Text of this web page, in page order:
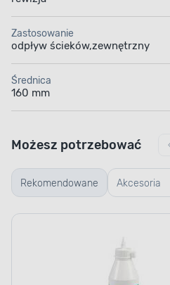
Zastosowanie
odpływ ścieków,zewnętrzny
Średnica
160 mm
Rekomendowane Akcesoria
montażowe
Możesz potrzebować